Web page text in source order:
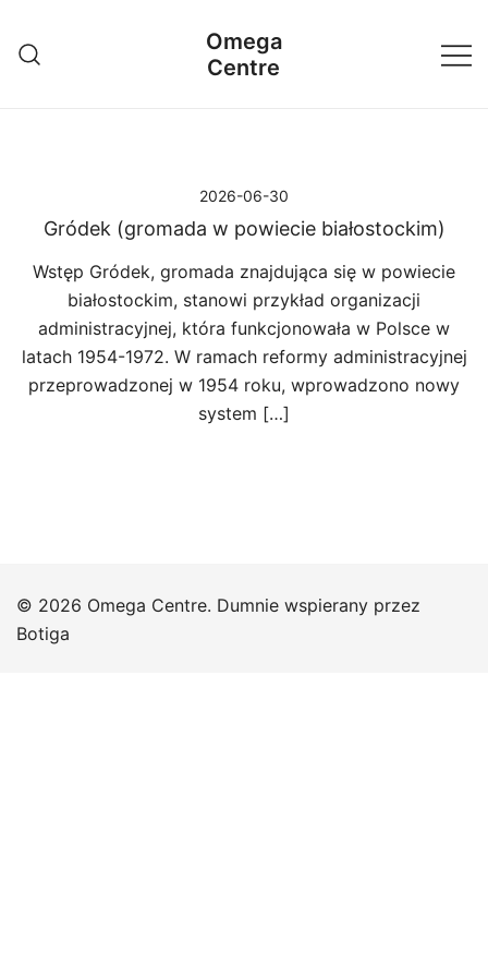
treści
Omega
Centre
2026-06-30
Gródek (gromada w powiecie białostockim)
Wstęp Gródek, gromada znajdująca się w powiecie
białostockim, stanowi przykład organizacji
administracyjnej, która funkcjonowała w Polsce w
latach 1954-1972. W ramach reformy administracyjnej
przeprowadzonej w 1954 roku, wprowadzono nowy
system […]
© 2026 Omega Centre. Dumnie wspierany przez
Botiga